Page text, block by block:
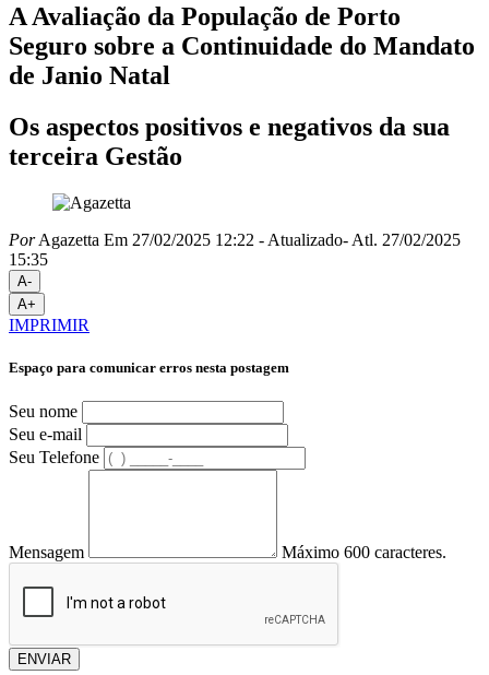
A Avaliação da População de Porto
Seguro sobre a Continuidade do Mandato
de Janio Natal
Os aspectos positivos e negativos da sua
terceira Gestão
PorAgazetta Em 27/02/2025 12:22 - Atualizado- Atl. 27/02/2025
15:35
A-
A+
IMPRIMIR
Espaço para comunicar erros nesta postagem
Seu nome
Seu e-mail
Seu Telefone
Mensagem Máximo 600 caracteres.
ENVIAR